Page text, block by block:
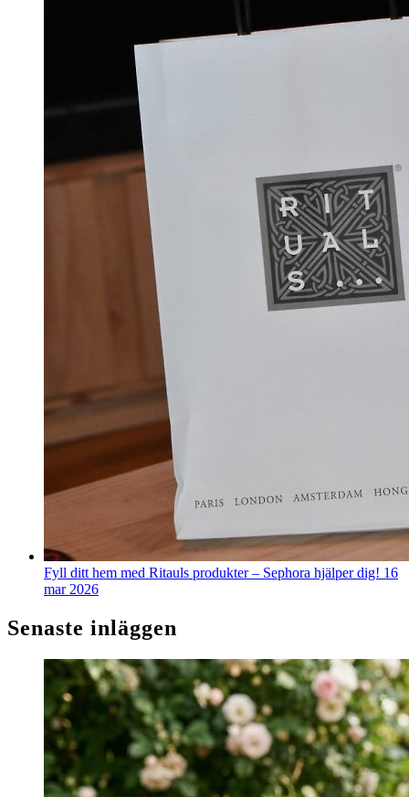
Fyll ditt hem med Ritauls produkter – Sephora hjälper dig! 16
mar 2026
Senaste inläggen